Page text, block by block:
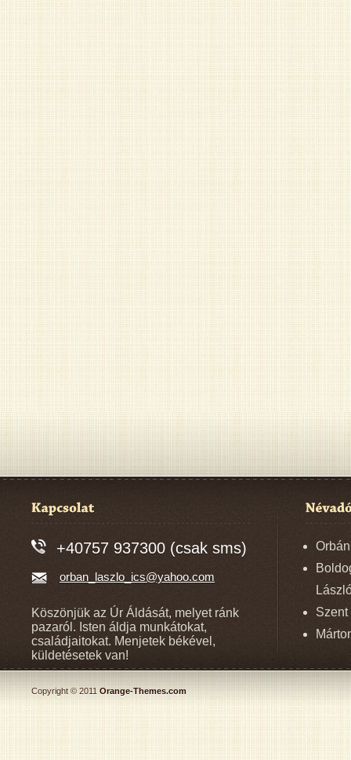
+40757 937300 (csak sms)
orban_laszlo_ics@yahoo.com
Köszönjük az Úr Áldását, melyet ránk
pazaról. Isten áldja munkátokat,
családjaitokat. Menjetek békével,
küldetésetek van!
Szent
Copyright © 2011 Orange-Themes.com